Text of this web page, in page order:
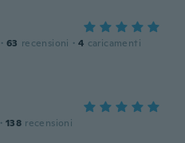
· 63 recensioni · 4 caricamenti
· 138 recensioni